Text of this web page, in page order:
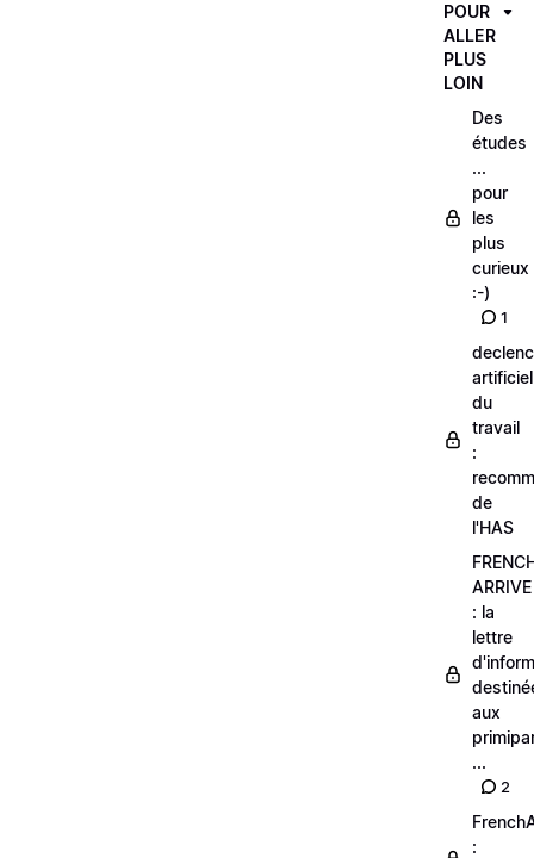
POUR
ALLER
PLUS
LOIN
Des
études
...
pour
les
plus
curieux
:-)
1
artificiel
du
travail
:
de
l'HAS
ARRIVE
: la
lettre
aux
...
2
: